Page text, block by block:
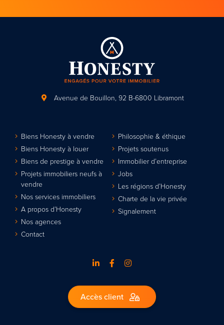
Avenue de Bouillon, 92 B-6800 Libramont
Biens Honesty à vendre
Biens Honesty à louer
Biens de prestige à vendre
Projets immobiliers neufs à
vendre
Nos services immobiliers
A propos d’Honesty
Nos agences
Contact
Philosophie & éthique
Projets soutenus
Immobilier d’entreprise
Jobs
Les régions d’Honesty
Charte de la vie privée
Signalement
Accès client